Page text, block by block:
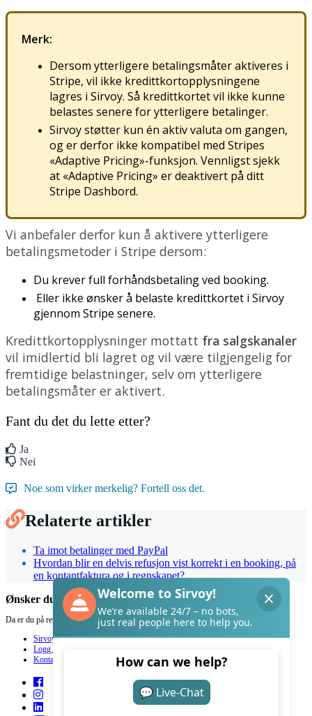
Merk:
Dersom ytterligere betalingsmåteraktiveres i
Stripe, vil ikke kredittkortopplysningene
lagres i Sirvoy. Så kredittkortetvil ikke kunne
belastes senere forytterligere betalinger.
Sirvoystøtter kun én aktivvaluta om gangen,
ogerderfor ikke kompatibel med Stripes
«Adaptive Pricing»-funksjon. Vennligstsjekk
at «Adaptive Pricing» erdeaktivert på ditt
Stripe Dashbord.
Vi anbefaler derfor kun å aktivere ytterligere
betalingsmetoder i Stripe dersom:
Du kreverfull forhåndsbetalingved booking.
Eller ikke ønskerå belaste kredittkortet i Sirvoy
gjennom Stripe senere.
Kredittkortopplysninger mottatt fra salgskanaler
vil imidlertid bli lagret og vil være tilgjengelig for
fremtidige belastninger, selv om ytterligere
betalingsmåter er aktivert.
Fant du det du lette etter?
Ja
Nei
Noe som virker merkelig? Fortell oss det.
Relaterte artikler
Ta imot betalinger med PayPal
Hvordan blir en delvis refusjon vist korrekt i en booking, på
en kontantfaktura og i regnskapet?
Ønsker du hjelp med Sirvoy?
Da er du på rett sted.
Sirvoy
Logg inn
Kontakt